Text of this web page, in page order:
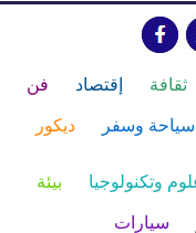
ثقافة إقتصاد فن
سياحة وسفر ديكور
وتكنولوجيا بيئة
سيارات